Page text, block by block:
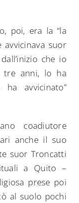
poi, era la “la
avvicinava suor
che io
tre anni, lo ha
avvicinato”
coadiutore
anche il suo
suor Troncatti
a Quito –
prese poi
al suolo pochi